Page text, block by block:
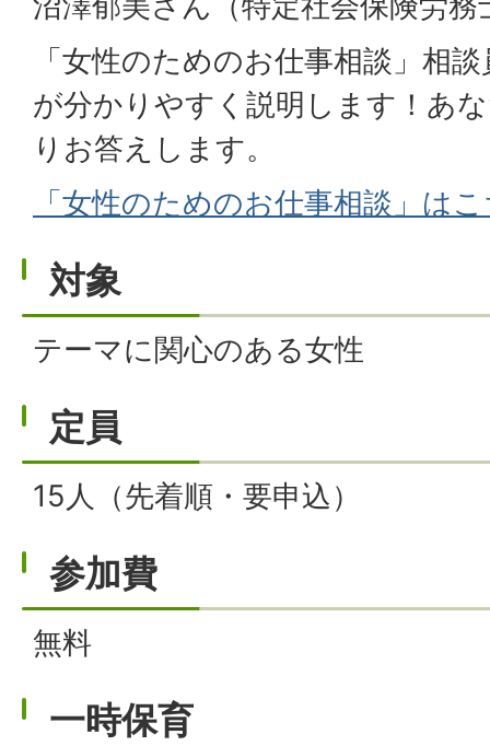
「女性のためのお仕事相談」相
が分かりやすく説明します！あ
りお答えします。
「女性のためのお仕事相談」は
対象
テーマに関心のある女性
定員
15人（先着順・要申込）
参加費
無料
一時保育